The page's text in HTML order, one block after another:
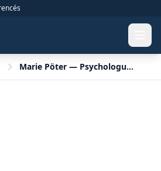
Marie Pöter — Psychologue à Ruoms